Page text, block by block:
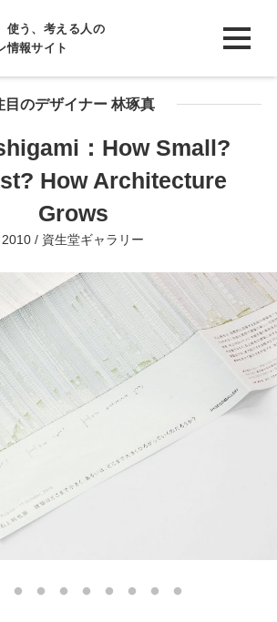
使う、考える人の
情報サイト
目のデザイナー 林琢真
：How Small?
How Architecture
Grows
2010 / 資生堂ギャラリー